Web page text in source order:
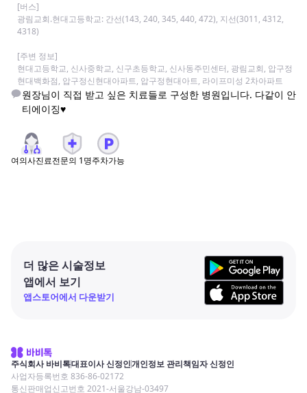
[버스]
광림교회.현대고등학교: 간선(143, 240, 345, 440, 472), 지선(3011, 4312,
4318)
[주변 정보]
현대고등학교, 신사중학교, 신구초등학교, 신사동주민센터, 광림교회, 압구정
원장님이 직접 받고 싶은 치료들로 구성한 병원입니다. 다같이 안
티에이징♥
여의사진료전문의 1명주차가능
더 많은 시술정보
앱에서 보기
앱스토어에서 다운받기
주식회사 바비톡대표이사 신정인개인정보 관리책임자 신정인
사업자등록번호 836-86-02172
통신판매업신고번호 2021-서울강남-03497